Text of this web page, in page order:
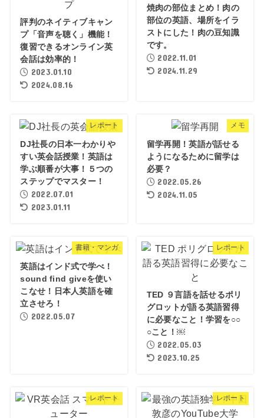
評判のネイティブキャン
プ「音声を聴く」機能！
復習できるオンライン英
会話は効率的！
2023.01.10
2024.08.16
焼肉の部位まとめ！肉の
部位の英語、場所をイラ
ストにした！肉の豆知識
です。
2022.11.01
2024.11.29
レポート
DJ社長の日本一わかりや
すい英会話授業！英語は
学ぶ順番が大事！５つの
ステップでマスター！
2022.07.01
2023.01.11
メモ
留学再開！英語が話せる
ようになるために留学は
必要？
2022.05.26
2024.11.05
書籍・マンガ
英語はインド式で学べ！
sound find giveを使い
こなせ！日本人英語を確
立させろ！
2022.05.07
レポート
TED ９言語を話せるポリ
グロットが語る英語習得
に必要なこと！学習を○○
○こと！￼
2022.05.03
2023.10.25
レポート レポート